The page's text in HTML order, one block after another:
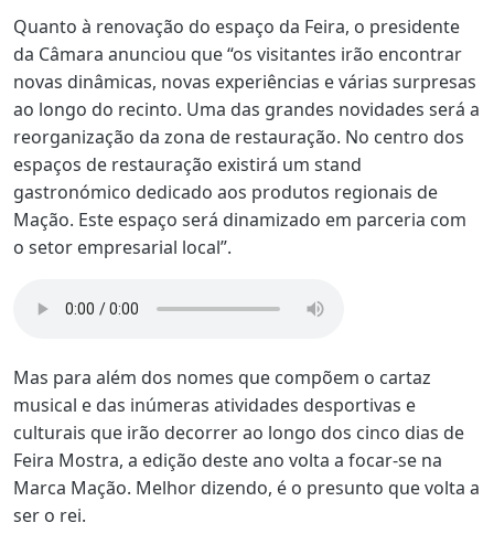
Quanto à renovação do espaço da Feira, o presidente
da Câmara anunciou que “os visitantes irão encontrar
novas dinâmicas, novas experiências e várias surpresas
ao longo do recinto. Uma das grandes novidades será a
reorganização da zona de restauração. No centro dos
espaços de restauração existirá um stand
gastronómico dedicado aos produtos regionais de
Mação. Este espaço será dinamizado em parceria com
o setor empresarial local”.
Mas para além dos nomes que compõem o cartaz
musical e das inúmeras atividades desportivas e
culturais que irão decorrer ao longo dos cinco dias de
Feira Mostra, a edição deste ano volta a focar-se na
Marca Mação. Melhor dizendo, é o presunto que volta a
ser o rei.